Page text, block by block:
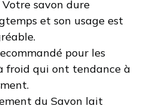
savon dure
et son usage est
pour les
froid qui ont tendance à
du Savon lait